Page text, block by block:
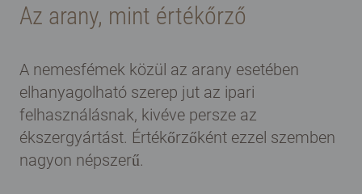
Az arany, mint értékőrző
A nemesfémek közül az arany esetében
elhanyagolható szerep jut az ipari
felhasználásnak, kivéve persze az
ékszergyártást. Értékőrzőként ezzel szemben
nagyon népszerű.